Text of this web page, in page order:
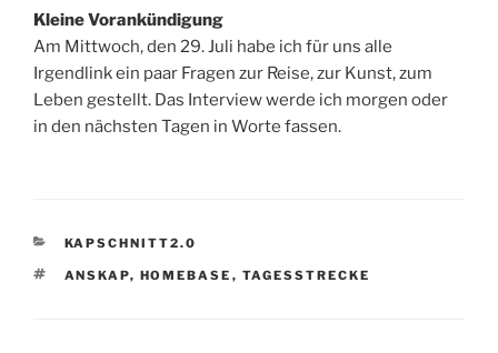
Kleine Vorankündigung
Am Mittwoch, den 29. Juli habe ich für uns alle
Irgendlink ein paar Fragen zur Reise, zur Kunst, zum
Leben gestellt. Das Interview werde ich morgen oder
in den nächsten Tagen in Worte fassen.
KATEGORIEN
KAPSCHNITT2.0
SCHLAGWÖRTER
ANSKAP, HOMEBASE , TAGESSTRECKE